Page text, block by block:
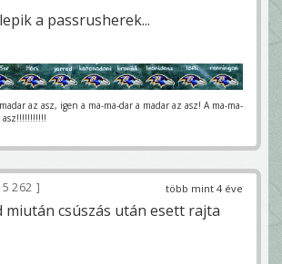
a passrusherek...
az asz, igen a ma-ma-dar a madar az asz! A ma-ma-
több mint 4 éve
262
miután csúszás után esett rajta